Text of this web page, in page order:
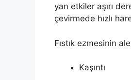
yan etkiler aşırı
çevirmede hızlı
Fıstık ezmesinin
Kaşıntı